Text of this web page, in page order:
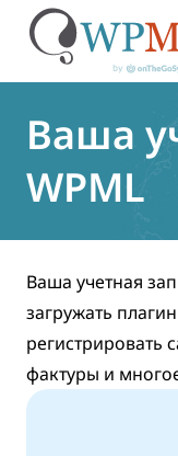
содержимому
Ваша
WPML
Ваша учетная
загружать
регистрировать
фактуры и